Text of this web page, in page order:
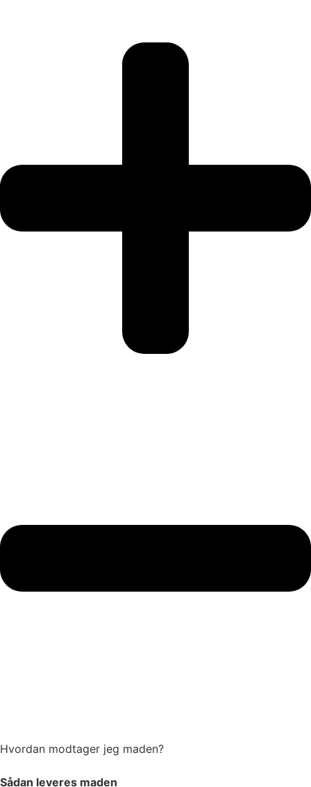
Hvordan modtager jeg maden?
Sådan leveres maden